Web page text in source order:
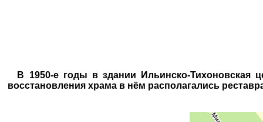
В 1950-е годы в здании Ильинско-Тихоновская
восстановления храма в нём располагались